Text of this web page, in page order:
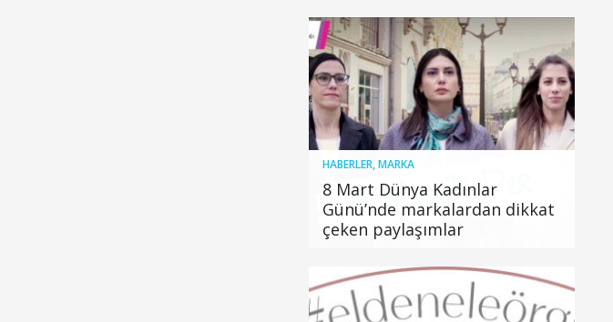
HABERLER,MARKA
8 Mart Dünya Kadınlar
Günü’nde markalardan dikkat
çeken paylaşımlar